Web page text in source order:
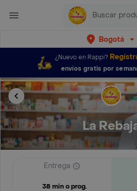
Bogotá
¿Nuevo en Rappi?
envíos gratis por
La
Entrega
38 min o prog.